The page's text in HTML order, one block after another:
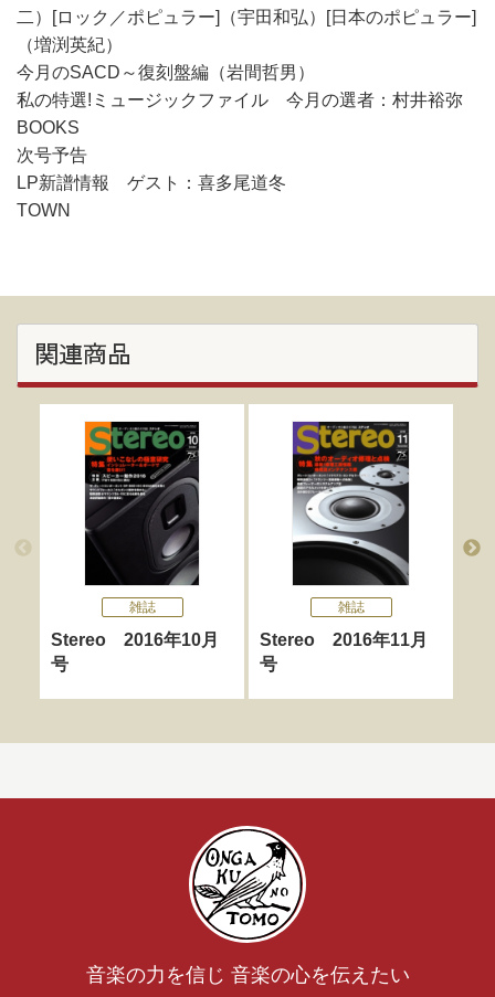
二）[ロック／ポピュラー]（宇田和弘）[日本のポピュラー]
（増渕英紀）
今月のSACD～復刻盤編（岩間哲男）
私の特選!ミュージックファイル 今月の選者：村井裕弥
BOOKS
次号予告
LP新譜情報 ゲスト：喜多尾道冬
TOWN
関連商品
雑誌
Stereo 2016年10月
号
雑誌
Stereo 2016年11月
号
音楽の力を信じ 音楽の心を伝えたい